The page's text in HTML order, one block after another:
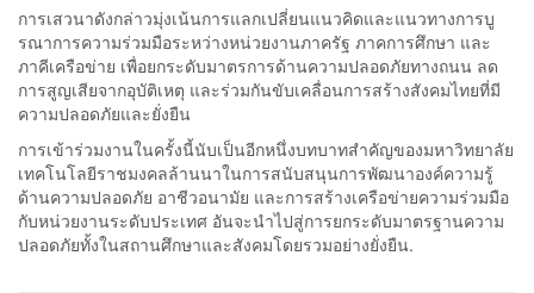
การเสวนาดังกล่าวมุ่งเน้นการแลกเปลี่ยนแนวคิดและแนวทางการบู
รณาการความร่วมมือระหว่างหน่วยงานภาครัฐ ภาคการศึกษา และ
ภาคีเครือข่าย เพื่อยกระดับมาตรการด้านความปลอดภัยทางถนน ลด
การสูญเสียจากอุบัติเหตุ และร่วมกันขับเคลื่อนการสร้างสังคมไทยที่มี
ความปลอดภัยและยั่งยืน
การเข้าร่วมงานในครั้งนี้นับเป็นอีกหนึ่งบทบาทสำคัญของมหาวิทยาลัย
เทคโนโลยีราชมงคลล้านนาในการสนับสนุนการพัฒนาองค์ความรู้
ด้านความปลอดภัย อาชีวอนามัย และการสร้างเครือข่ายความร่วมมือ
กับหน่วยงานระดับประเทศ อันจะนำไปสู่การยกระดับมาตรฐานความ
ปลอดภัยทั้งในสถานศึกษาและสังคมโดยรวมอย่างยั่งยืน.